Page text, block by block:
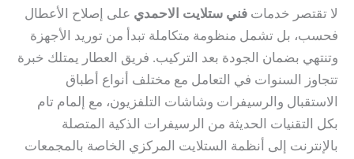
لا تقتصر خدمات فني ستلايت الاحمدي على إصلاح الأعطال
فحسب، بل تشمل منظومة متكاملة تبدأ من توريد الأجهزة
وتنتهي بضمان الجودة بعد التركيب. فريق العطار يمتلك خبرة
تتجاوز السنوات في التعامل مع مختلف أنواع أطباق
الاستقبال والرسيفرات وشاشات التلفزيون، مع إلمام تام
بكل التقنيات الحديثة من الرسيفرات الذكية المتصلة
بالإنترنت إلى أنظمة الستلايت المركزي الخاصة بالمجمعات